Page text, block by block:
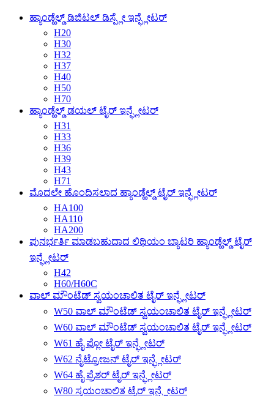
ಹ್ಯಾಂಡ್ಹೆಲ್ಡ್ ಡಿಜಿಟಲ್ ಡಿಸ್ಪ್ಲೇ ಇನ್ಫ್ಲೇಟರ್
H20
H30
H32
H37
H40
H50
H70
ಹ್ಯಾಂಡ್ಹೆಲ್ಡ್ ಡಯಲ್ ಟೈರ್ ಇನ್ಫ್ಲೇಟರ್
H31
H33
H36
H39
H43
H71
ಮೊದಲೇ ಹೊಂದಿಸಲಾದ ಹ್ಯಾಂಡ್ಹೆಲ್ಡ್ ಟೈರ್ ಇನ್ಫ್ಲೇಟರ್
HA100
HA110
HA200
ಪುನರ್ಭರ್ತಿ ಮಾಡಬಹುದಾದ ಲಿಥಿಯಂ ಬ್ಯಾಟರಿ ಹ್ಯಾಂಡ್ಹೆಲ್ಡ್ ಟೈರ್
ಇನ್ಫ್ಲೇಟರ್
H42
H60/H60C
ವಾಲ್ ಮೌಂಟೆಡ್ ಸ್ವಯಂಚಾಲಿತ ಟೈರ್ ಇನ್ಫ್ಲೇಟರ್
W50 ವಾಲ್ ಮೌಂಟೆಡ್ ಸ್ವಯಂಚಾಲಿತ ಟೈರ್ ಇನ್ಫ್ಲೇಟರ್
W60 ವಾಲ್ ಮೌಂಟೆಡ್ ಸ್ವಯಂಚಾಲಿತ ಟೈರ್ ಇನ್ಫ್ಲೇಟರ್
W61 ಹೈ ಫ್ಲೋ ಟೈರ್ ಇನ್ಫ್ಲೇಟರ್
W62 ನೈಟ್ರೋಜನ್ ಟೈರ್ ಇನ್ಫ್ಲೇಟರ್
W64 ಹೈ ಪ್ರೆಶರ್ ಟೈರ್ ಇನ್ಫ್ಲೇಟರ್
W80 ಸ್ವಯಂಚಾಲಿತ ಟೈರ್ ಇನ್ಫ್ಲೇಟರ್